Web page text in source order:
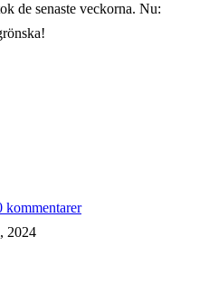
de senaste veckorna. Nu:
kommentarer
2024